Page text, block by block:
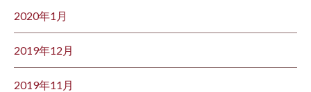
2020年1月
2019年12月
2019年11月